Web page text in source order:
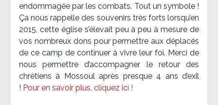
endommagée par les combats. Tout un symbole !
Ça nous rappelle des souvenirs très forts lorsqu’en
2015, cette église s’élevait peu à peu à mesure de
vos nombreux dons pour permettre aux déplacés
de ce camp de continuer à vivre leur foi. Merci de
nous permettre d’accompagner le retour des
chrétiens à Mossoul après presque 4 ans d’exil
! Pour en savoir plus, cliquez ici !